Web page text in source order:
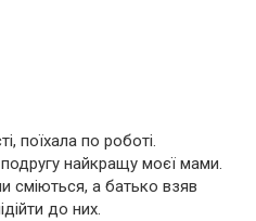
поїхала по роботі.
найкращу моєї мами.
сміються, а батько взяв
до них.